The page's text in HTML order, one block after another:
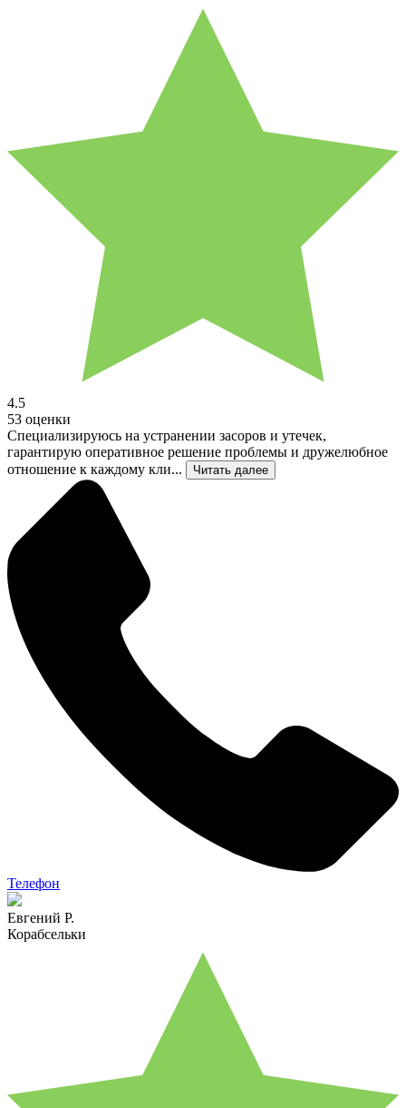
4.5
53 оценки
Специализируюсь на устранении засоров и утечек,
гарантирую оперативное решение проблемы и дружелюбное
отношение к каждому кли...
Читать далее
Телефон
Евгений Р.
Корабсельки